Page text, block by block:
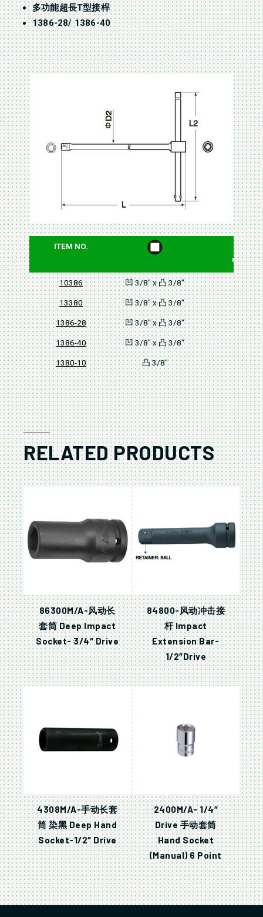
多功能超長T型接桿
1386-28/ 1386-40
ITEM NO.
D2
mm
10386 凹 3/8" x 凸 3/8" 10
13380 凹 3/8" x 凸 3/8" 10
1386-28 凹 3/8" x 凸 3/8" 10
1386-40 凹 3/8" x 凸 3/8" 10
1380-10 凸 3/8" 10
RELATED PRODUCTS
86300M/A-风动长
套筒 Deep Impact
Socket- 3/4″ Drive
84800-风动冲击接
杆 Impact
Extension Bar-
1/2″Drive
4308M/A-手动长套
筒 染黑 Deep Hand
Socket-1/2″ Drive
2400M/A- 1/4″
Drive 手动套筒
Hand Socket
(Manual) 6 Point